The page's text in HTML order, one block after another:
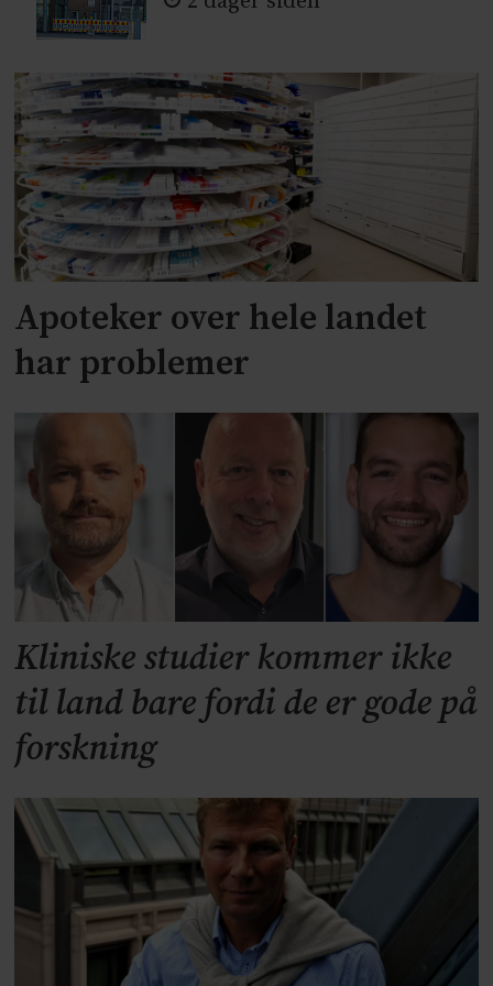
Apoteker over hele landet
har problemer
Kliniske studier kommer ikke
til land bare fordi de er gode på
forskning